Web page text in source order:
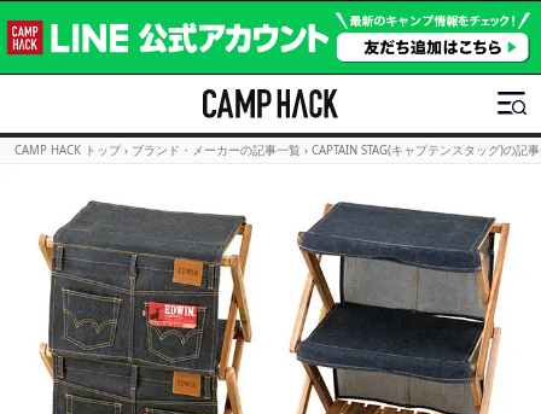
CAMP HACK トップ › ブランド・メーカーの記事一覧 › CAPTAIN STAG(キャプテンスタッグ)の記